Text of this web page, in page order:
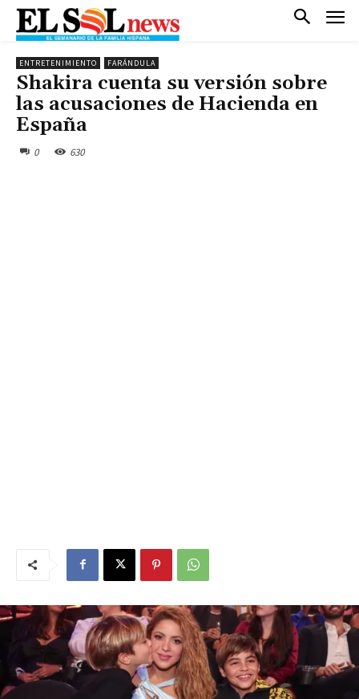
ENTRETENIMIENTO FARÁNDULA
Shakira cuenta su versión sobre
las acusaciones de Hacienda en
España
0 630